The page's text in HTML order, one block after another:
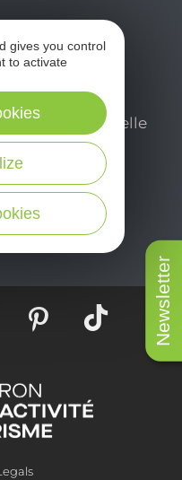
Newsletter
mensuelle
profiter
en Aveyron.
ici
gives you control
to activate